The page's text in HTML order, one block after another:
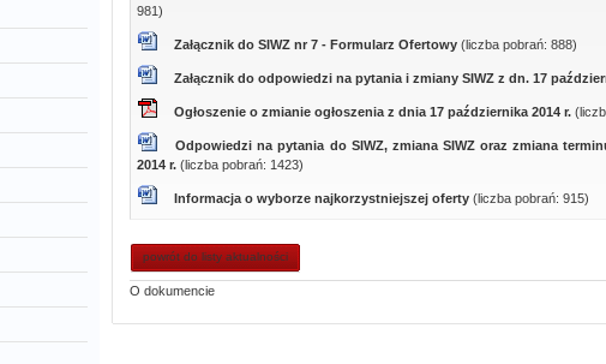
981)
Załącznik do SIWZ nr 7 - Formularz Ofertowy (liczba pobrań: 888)
Załącznik do odpowiedzi na pytania i zmiany SIWZ z dn. 17
Ogłoszenie o zmianie ogłoszenia z dnia 17 października 2014 r.
Odpowiedzi na pytania do SIWZ, zmiana SIWZ oraz zmiana
2014 r. (liczba pobrań: 1423)
Informacja o wyborze najkorzystniejszej oferty (liczba pobrań: 915)
powrót do listy aktualności
O dokumencie